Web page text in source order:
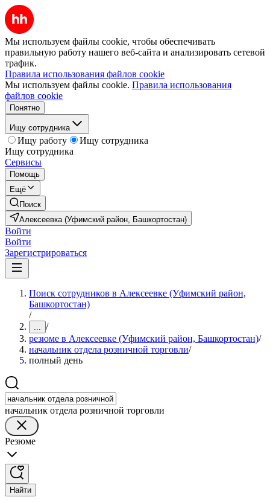
Мы используем файлы cookie, чтобы обеспечивать
правильную работу нашего веб-сайта и анализировать сетевой
трафик.
Правила использования файлов cookie
Мы используем файлы cookie. Правила использования
файлов cookie
Понятно
Ищу сотрудника
Ищу работу
Ищу сотрудника
Ищу сотрудника
Сервисы
Помощь
Ещё
Поиск
Алексеевка (Уфимский район, Башкортостан)
Войти
Войти
Зарегистрироваться
Поиск сотрудников в Алексеевке (Уфимский район,
Башкортостан)
/
... /
резюме в Алексеевке (Уфимский район, Башкортостан)/
начальник отдела розничной торговли/
полный день
начальник отдела розничной торговли
Резюме
Найти